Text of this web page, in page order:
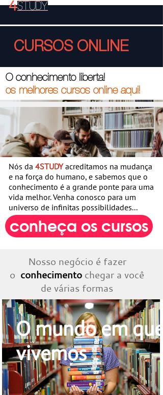
Nós da 4STUDYacreditamos na mudança
e na força do humano, e sabemos que o
conhecimento é a grande ponte para uma
vida melhor. Venha conosco para um
universo de infinitas possibilidades...
O conhecimento liberta!
os melhores cursos online aqui!
conheça os cursos
O mundo em que
vivemos
Nosso negócio é fazer
o conhecimento chegar a você
​​​​​​​de várias formas
CURSOS ONLINE